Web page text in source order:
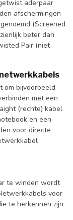
aderpaar
afschermingen
(Screened
beter dan
Pair (niet
om bijvoorbeeld
met een
(rechte) kabel
en een
voor directe
te winden wordt
voor
te herkennen zijn